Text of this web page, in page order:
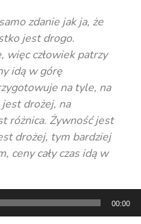
zdanie jak ja, że
jest drogo.
więc człowiek patrzy
idą w górę
na tyle, na
drożej, na
różnica. Żywność jest
drożej, tym bardziej
ceny cały czas idą w
00:00